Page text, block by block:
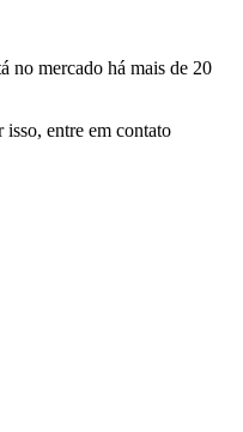
no mercado há mais de 20
entre em contato